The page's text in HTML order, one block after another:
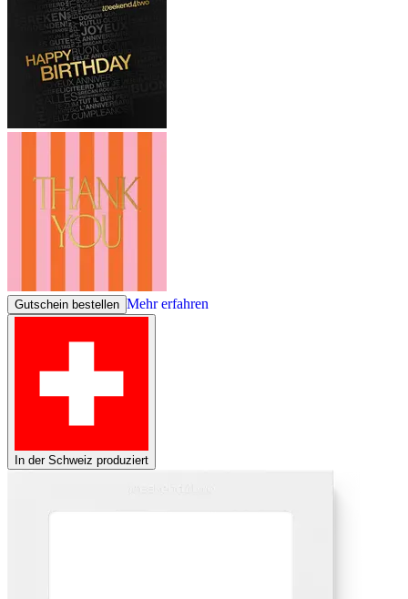
Gutschein bestellen Mehr erfahren
In der Schweiz produziert